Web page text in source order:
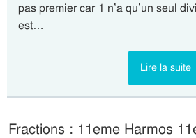
pas premier car 1 n’a qu’un seul
est…
Lire la suite
Fractions : 11eme Harmos